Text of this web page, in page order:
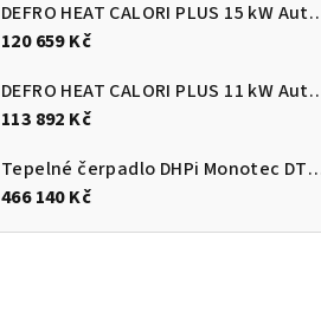
DEFRO HEAT CALORI
120 659 Kč
DEFRO HEAT CALORI
113 892 Kč
Tepelné čerpadlo DHPi
466 140 Kč